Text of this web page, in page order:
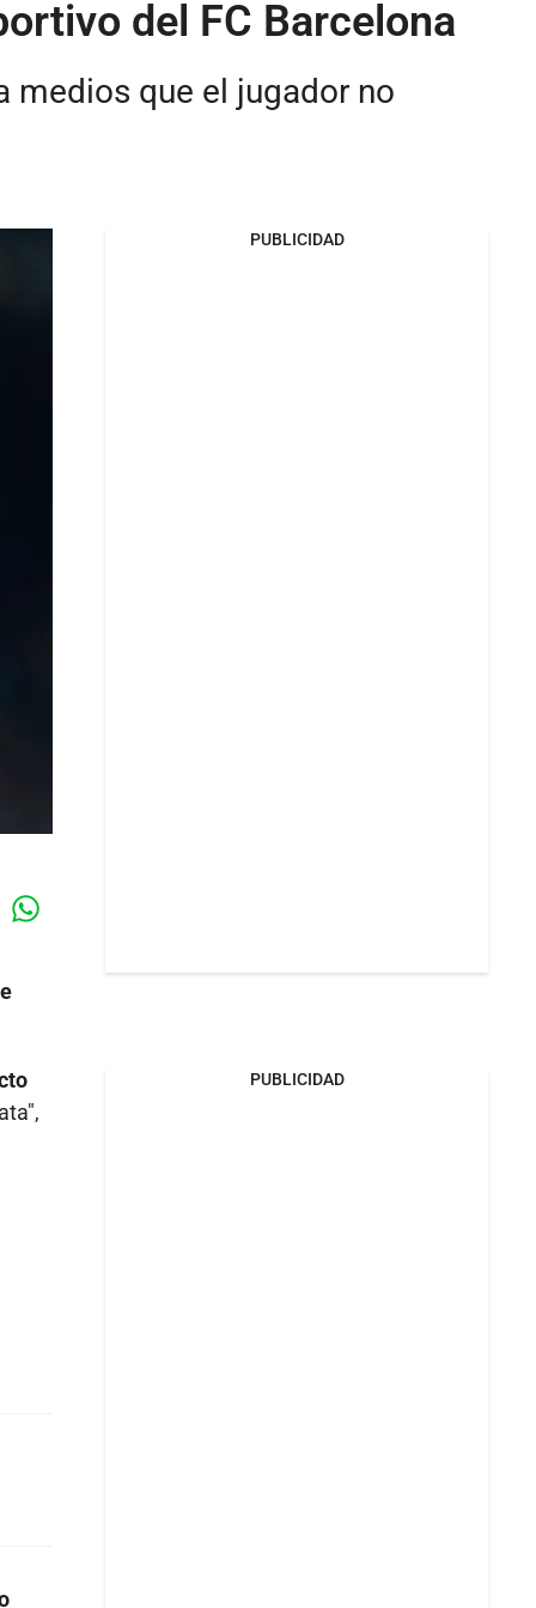
del FC Barcelona
medios que el jugador no
PUBLICIDAD
PUBLICIDAD